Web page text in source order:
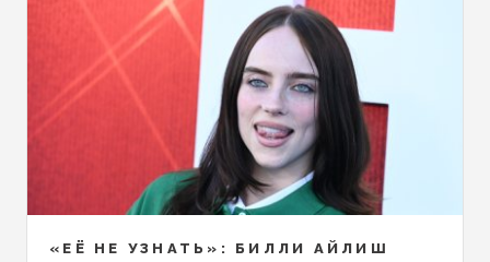
«ЕЁ НЕ УЗНАТЬ»: БИЛЛИ АЙЛИШ